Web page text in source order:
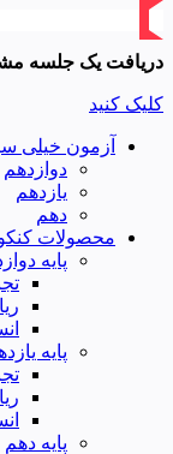
دریافت یک جلسه
کلیک کنید
آزمون خیلی
دوازدهم
یازدهم
دهم
محصولات کنکور
پایه
پایه
پایه دهم